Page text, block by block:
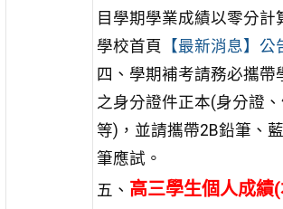
目學期學業成績以零分計
學校首頁 【最新消息】公
四、學期補考請務必攜帶
之身分證件正本(身分證
等)，並請攜帶2B鉛筆、
筆應試。
五、 高三學生個人成績